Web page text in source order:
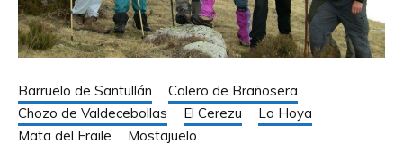
Barruelo de Santullán
Calero de Brañosera
Chozo de Valdecebollas
El Cerezu
La Hoya
Mata del Fraile
Mostajuelo